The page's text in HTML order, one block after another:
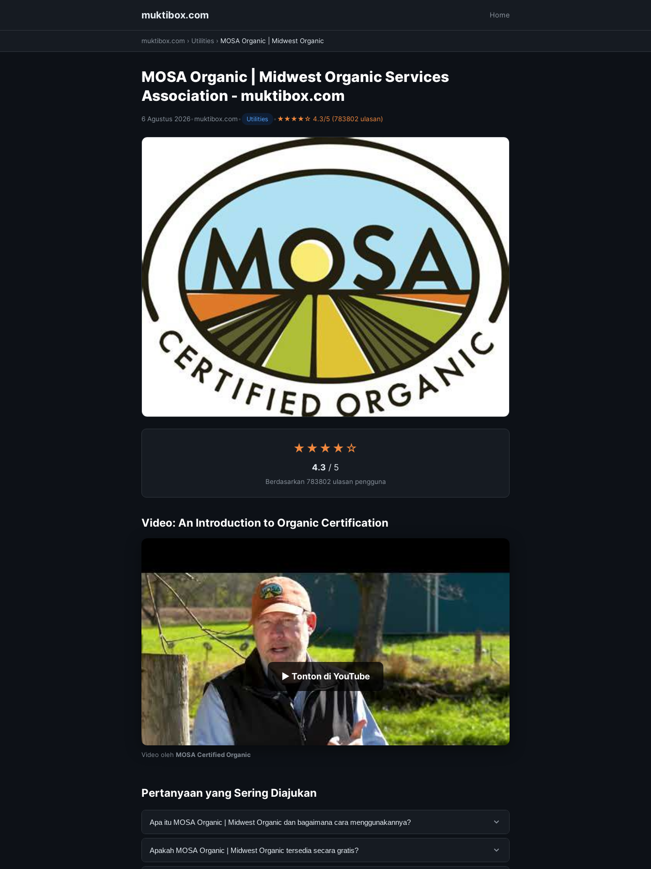
muktibox.com Home
muktibox.com › Utilities › MOSA Organic | Midwest Organic
MOSA Organic | Midwest Organic Services
Association - muktibox.com
6 Agustus 2026•muktibox.com• Utilities •★★★★☆ 4.3/5 (783802 ulasan)
★★★★☆
4.3 / 5
Berdasarkan 783802 ulasan pengguna
Video: An Introduction to Organic Certification
▶ Tonton di YouTube
Video oleh MOSA Certified Organic
Pertanyaan yang Sering Diajukan
Apa itu MOSA Organic | Midwest Organic dan bagaimana cara menggunakannya?
MOSA Organic | Midwest Organic adalah layanan digital yang dirancang untuk membantu pengguna
Apakah MOSA Organic | Midwest Organic tersedia secara gratis?